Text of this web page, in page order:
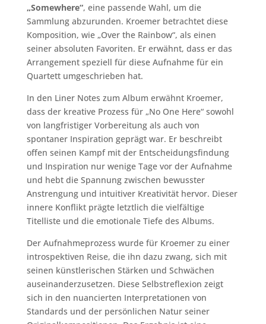
„Somewhere“, eine passende Wahl, um die
Sammlung abzurunden. Kroemer betrachtet diese
Komposition, wie „Over the Rainbow“, als einen
seiner absoluten Favoriten. Er erwähnt, dass er das
Arrangement speziell für diese Aufnahme für ein
Quartett umgeschrieben hat.
In den Liner Notes zum Album erwähnt Kroemer,
dass der kreative Prozess für „No One Here“ sowohl
von langfristiger Vorbereitung als auch von
spontaner Inspiration geprägt war. Er beschreibt
offen seinen Kampf mit der Entscheidungsfindung
und Inspiration nur wenige Tage vor der Aufnahme
und hebt die Spannung zwischen bewusster
Anstrengung und intuitiver Kreativität hervor. Dieser
innere Konflikt prägte letztlich die vielfältige
Titelliste und die emotionale Tiefe des Albums.
Der Aufnahmeprozess wurde für Kroemer zu einer
introspektiven Reise, die ihn dazu zwang, sich mit
seinen künstlerischen Stärken und Schwächen
auseinanderzusetzen. Diese Selbstreflexion zeigt
sich in den nuancierten Interpretationen von
Standards und der persönlichen Natur seiner